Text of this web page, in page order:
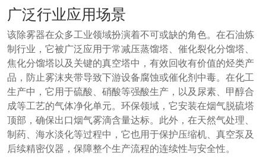
广泛行业应用场景
该除雾器在众多工业领域扮演着不可或缺的角色。在石油炼
制行业，它被广泛应用于常减压蒸馏塔、催化裂化分馏塔、
焦化分馏塔以及关键的真空塔中，有效回收有价值的烃类产
品，防止雾沫夹带导致下游设备腐蚀或催化剂中毒。在化工
生产中，它用于硫酸、硝酸等强酸生产，以及尿素、甲醇合
成等工艺的气体净化单元。环保领域，它安装在烟气脱硫塔
顶部，确保出口烟气雾滴含量达标。此外，在天然气处理、
制药、海水淡化等过程中，它也用于保护压缩机、真空泵及
后续精密仪器，保障整个生产流程的连续性与安全性。